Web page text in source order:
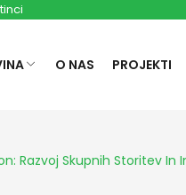
O NAS PROJEKTI
Razvoj Skupnih Storitev In